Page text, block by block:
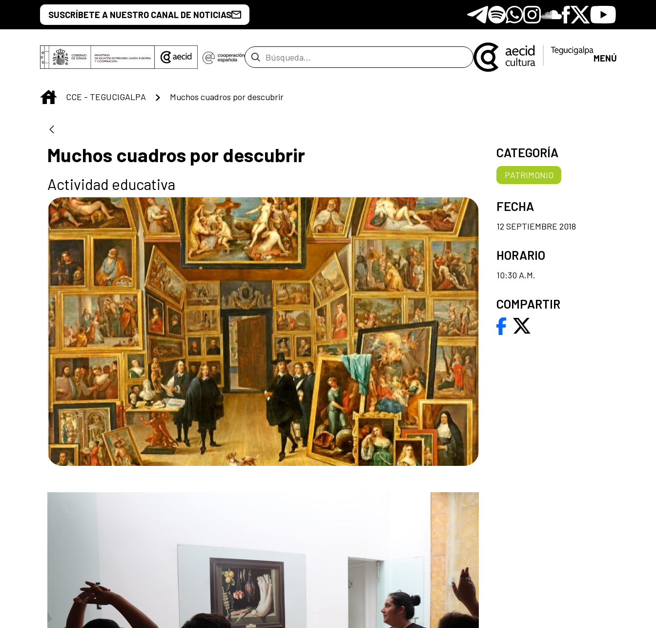
Saltar al contenido principal
SUSCRÍBETE A NUESTRO CANAL DE NOTICIAS Telegram
SpotifyWhatsapp
Instagram
Soundclore
Facebook
X Youtube
Barra de búsqueda MENÚ
INICIO
CCE - TEGUCIGALPA Muchos cuadros por descubrir
Muchos cuadros por descubrir
Actividad educativa
CATEGORÍA
PATRIMONIO
FECHA
12 SEPTIEMBRE 2018
HORARIO
10:30 A.M.
COMPARTIR